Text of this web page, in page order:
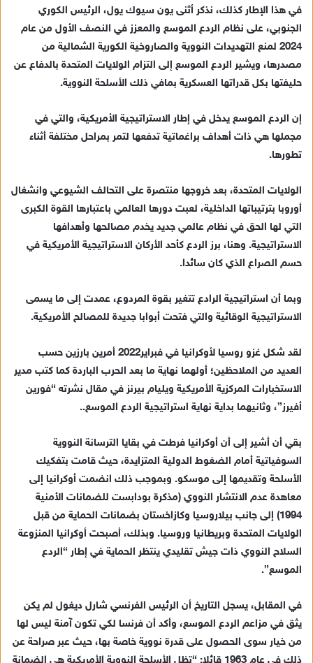
في هذا الإطار كذلك، نذكر أثنى يون سيوك يول، الرئيس الكوري
الجنوبي، على نظام الردع الموسع والمعزز في النصف الأول من عام
2024 لمنع التهديدات النووية والصاروخية الكورية الشمالية من
مصدرها، ويشير الردع الموسع إلى التزام الولايات المتحدة بالدفاع عن
حليفتها بكل قدراتها العسكرية بمافي ذلك الأسلحة النووية.
إن الردع الموسع يدخل في إطار الاستراتيجية الأمريكية، والتي في
مجملها هي ذات أهداف براغماتية تدفعها لتمر بمراحل مختلفة أثناء
تطورها.
الولايات المتحدة، بعد خروجها منتصرة على التحالف الشيوعي وانشغال
أوروبا بترتيباتها الداخلية، لعبت دورها العالمي باعتبارها القوة الكبرى
التي لها الحق في نظام عالمي جديد يخدم مصالحها وأهدافها
الاستراتيجية. وهنا، برز الردع كأحد الأركان الاستراتيجية الأمريكية في
حسم الصراع الذي كان سائدا.
وبما أن استراتيجية الرادع تتغير بقوة المردوع، عمدت إلى ما يسمى
الاستراتيجية الوقائية والتي فتحت أبوابا جديدة للمصالح الأمريكية.
لقد شكل غزو روسيا لأوكرانيا في فبراير2022 أمرين بارزين حسب
العديد من الملاحظين؛ أولهما نهاية ما بعد الحرب الباردة كما كتب مدير
الاستخبارات المركزية الأمريكية ويليام بيرنز في مقال نشرته “فورين
أفيرز”، وثانيهما بداية نهاية استراتيجية الردع الموسع..
بقي أن أشير إلى أن أوكرانيا فرطت في بقايا الترسانة النووية
السوفياتية أمام الضغوط الدولية المتزايدة، حيث قامت بتفكيك
الأسلحة وتقديمها إلى موسكو. وبموجب ذلك انضمت أوكرانيا إلى
معاهدة عدم الانتشار النووي (مذكرة بودابست للضمانات الأمنية
1994) إلى جانب بيلاروسيا وكازاخستان بضمانات الحماية من قبل
الولايات المتحدة وبريطانيا وروسيا. وبذلك، أصبحت أوكرانيا المنزوعة
السلاح النووي ذات جيش تقليدي ينتظر الحماية في إطار “الردع
الموسع”.
في المقابل، يسجل التاريخ أن الرئيس الفرنسي شارل ديغول لم يكن
يثق في مزاعم الردع الموسع، وأكد أن فرنسا لكي تكون آمنة ليس لها
من خيار سوى الحصول على قدرة نووية خاصة بها، حيث عبر صراحة عن